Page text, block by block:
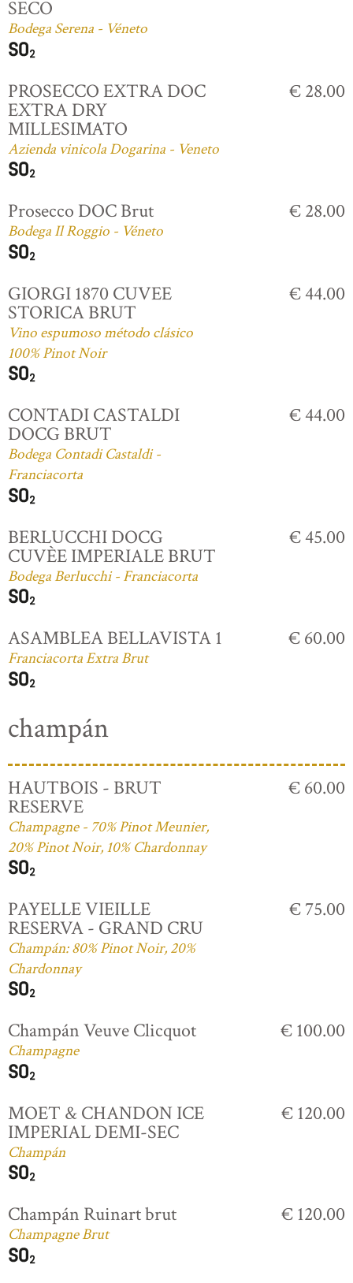
SECO
Bodega Serena - Véneto
PROSECCO EXTRA DOC
EXTRA DRY
MILLESIMATO
Azienda vinicola Dogarina - Veneto
€ 28.00
Prosecco DOC Brut
Bodega Il Roggio - Véneto
€ 28.00
GIORGI 1870 CUVEE
STORICA BRUT
Vino espumoso método clásico
100% Pinot Noir
€ 44.00
CONTADI CASTALDI
DOCG BRUT
Bodega Contadi Castaldi -
Franciacorta
€ 44.00
BERLUCCHI DOCG
CUVÈE IMPERIALE BRUT
Bodega Berlucchi - Franciacorta
€ 45.00
ASAMBLEA BELLAVISTA 1
Franciacorta Extra Brut
€ 60.00
champán
HAUTBOIS - BRUT
RESERVE
Champagne - 70% Pinot Meunier,
20% Pinot Noir, 10% Chardonnay
€ 60.00
PAYELLE VIEILLE
RESERVA - GRAND CRU
Champán: 80% Pinot Noir, 20%
Chardonnay
€ 75.00
Champán Veuve Clicquot
Champagne
€ 100.00
MOET & CHANDON ICE
IMPERIAL DEMI-SEC
Champán
€ 120.00
Champán Ruinart brut
Champagne Brut
€ 120.00